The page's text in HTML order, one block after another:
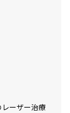
ーザー治療